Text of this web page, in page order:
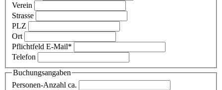
Verein
Strasse
PLZ
Ort
Pflichtfeld E-Mail*
Telefon
Buchungsangaben
Personen-Anzahl ca.